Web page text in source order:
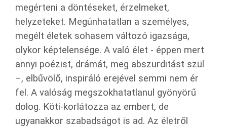
megérteni a döntéseket, érzelmeket,
helyzeteket. Megúnhatatlan a személyes,
megélt életek sohasem változó igazsága,
olykor képtelensége. A való élet - éppen mert
annyi poézist, drámát, meg abszurditást szül
–, elbűvölő, inspiráló erejével semmi nem ér
fel. A valóság megszokhatatlanul gyönyörű
dolog. Köti-korlátozza az embert, de
ugyanakkor szabadságot is ad. Az életről